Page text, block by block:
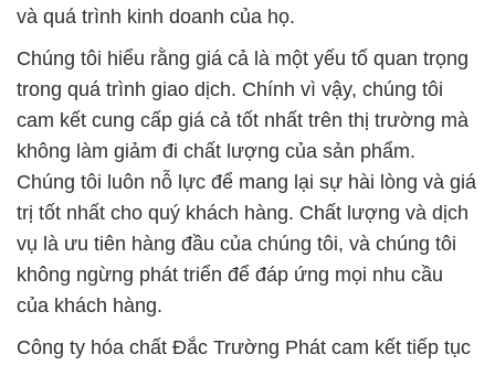
và quá trình kinh doanh của họ.
Chúng tôi hiểu rằng giá cả là một yếu tố quan trọng
trong quá trình giao dịch. Chính vì vậy, chúng tôi
cam kết cung cấp giá cả tốt nhất trên thị trường mà
không làm giảm đi chất lượng của sản phẩm.
Chúng tôi luôn nỗ lực để mang lại sự hài lòng và giá
trị tốt nhất cho quý khách hàng. Chất lượng và dịch
vụ là ưu tiên hàng đầu của chúng tôi, và chúng tôi
không ngừng phát triển để đáp ứng mọi nhu cầu
của khách hàng.
Công ty hóa chất Đắc Trường Phát cam kết tiếp tục